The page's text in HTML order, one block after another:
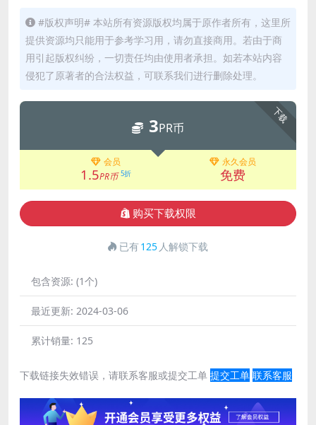
#版权声明# 本站所有资源版权均属于原作者所有，这里所
提供资源均只能用于参考学习用，请勿直接商用。若由于商
用引起版权纠纷，一切责任均由使用者承担。如若本站内容
侵犯了原著者的合法权益，可联系我们进行删除处理。
下载
3PR币
会员
1.5PR币 5折
永久会员
免费
购买下载权限
已有125 人解锁下载
包含资源: (1个)
最近更新: 2024-03-06
累计销量: 125
下载链接失效错误，请联系客服或提交工单 提交工单 联系客服